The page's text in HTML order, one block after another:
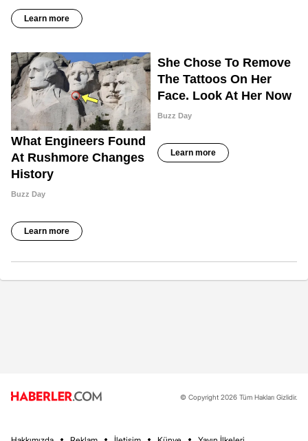
© Copyright 2026 Tüm Hakları Gizlidir.